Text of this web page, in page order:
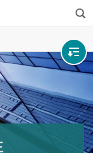
搜
尋